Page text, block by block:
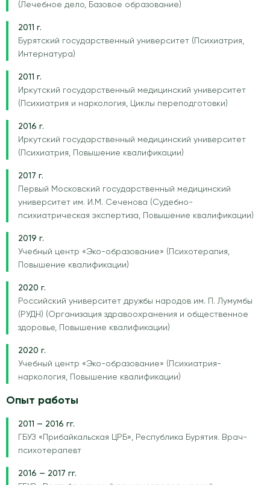
(Лечебное дело, Базовое образование)
2011 г.
Бурятский государственный университет (Психиатрия,
Интернатура)
2011 г.
Иркутский государственный медицинский университет
(Психиатрия и наркология, Циклы переподготовки)
2016 г.
Иркутский государственный медицинский университет
(Психиатрия, Повышение квалификации)
2017 г.
Первый Московский государственный медицинский
университет им. И.М. Сеченова (Судебно-
психиатрическая экспертиза, Повышение квалификации)
2019 г.
Учебный центр «Эко-образование» (Психотерапия,
Повышение квалификации)
2020 г.
Российский университет дружбы народов им. П. Лумумбы
(РУДН) (Организация здравоохранения и общественное
здоровье, Повышение квалификации)
2020 г.
Учебный центр «Эко-образование» (Психиатрия-
наркология, Повышение квалификации)
Опыт работы
2011 — 2016 гг.
ГБУЗ «Прибайкальская ЦРБ», Республика Бурятия. Врач-
психотерапевт
2016 — 2017 гг.